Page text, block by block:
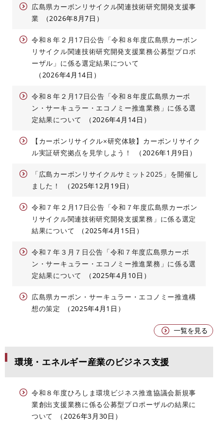
広島県カーボンリサイクル関連技術研究開発支援事
業
2026年8月7日
令和８年２月17日公告「令和８年度広島県カーボン
リサイクル関連技術研究開発支援業務公募型プロポ
ーザル」に係る選定結果について
2026年4月14日
令和８年２月17日公告「令和８年度広島県カーボ
ン・サーキュラー・エコノミー推進業務」に係る選
定結果について
2026年4月14日
【カーボンリサイクル×研究体験】カーボンリサイク
ル実証研究拠点を見学しよう！
2026年1月9日
「広島カーボンリサイクルサミット2025」を開催し
ました！
2025年12月19日
令和７年２月17日公告「令和７年度広島県カーボン
リサイクル関連技術研究開発支援業務」に係る選定
結果について
2025年4月15日
令和７年３月７日公告「令和７年度広島県カーボ
ン・サーキュラー・エコノミー推進業務」に係る選
定結果について
2025年4月10日
広島県カーボン・サーキュラー・エコノミー推進構
想の策定
2025年4月1日
一覧を見る
環境・エネルギー産業のビジネス支援
令和８年度ひろしま環境ビジネス推進協議会新規事
業創出支援業務に係る公募型プロポーザルの結果に
ついて
2026年3月30日